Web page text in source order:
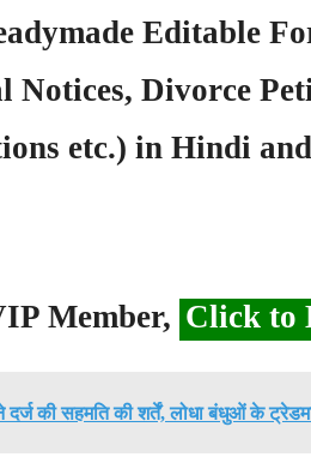
Editable
Notices, Divorce
etc.) in Hindi
Member, Click to
ने दर्ज की सहमति की शर्तें, लोधा बंधुओं के